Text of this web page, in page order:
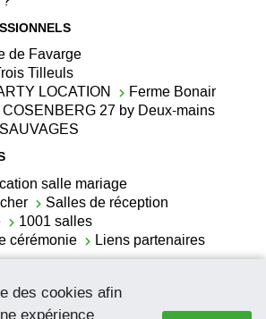
des cookies afin
expérience
de Favarge
Tilleuls
LOCATION
Ferme Bonair
COSENBERG 27 by Deux-mains
salle mariage
Salles de réception
1001 salles
cérémonie
Liens partenaires
pour mariage
pour mariage en Belgique